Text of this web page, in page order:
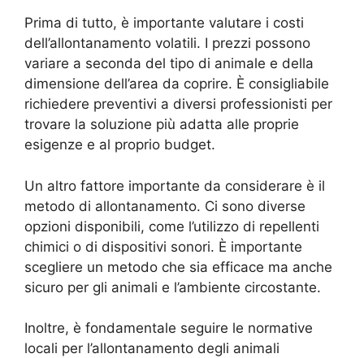
Prima di tutto, è importante valutare i costi
dell’allontanamento volatili. I prezzi possono
variare a seconda del tipo di animale e della
dimensione dell’area da coprire. È consigliabile
richiedere preventivi a diversi professionisti per
trovare la soluzione più adatta alle proprie
esigenze e al proprio budget.
Un altro fattore importante da considerare è il
metodo di allontanamento. Ci sono diverse
opzioni disponibili, come l’utilizzo di repellenti
chimici o di dispositivi sonori. È importante
scegliere un metodo che sia efficace ma anche
sicuro per gli animali e l’ambiente circostante.
Inoltre, è fondamentale seguire le normative
locali per l’allontanamento degli animali